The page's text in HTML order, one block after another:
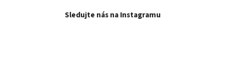
Sledujte nás na Instagramu